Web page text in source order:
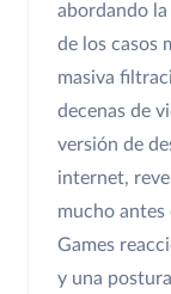
abordando la
de los casos
masiva
decenas de
versión de
internet,
mucho antes
Games
y una